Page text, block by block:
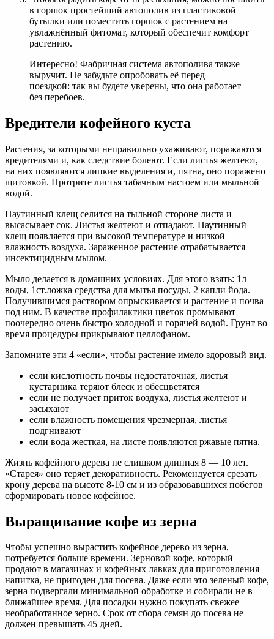
в горшок простейший автополив из пластиковой
бутылки или поместить горшок с растением на
увлажнённый фитомат, который обеспечит комфорт
растению.
Интересно! Фабричная система автополива также
выручит. Не забудьте опробовать её перед
поездкой: так вы будете уверены, что она работает
без перебоев.
Вредители кофейного куста
Растения, за которыми неправильно ухаживают, поражаются
вредителями и, как следствие болеют. Если листья желтеют,
на них появляются липкие выделения и, пятна, оно поражено
щитовкой. Протрите листья табачным настоем или мыльной
водой.
Паутинный клещ селится на тыльной стороне листа и
высасывает сок. Листья желтеют и отпадают. Паутинный
клещ появляется при высокой температуре и низкой
влажность воздуха. Зараженное растение отрабатывается
инсектицидным мылом.
Мыло делается в домашних условиях. Для этого взять: 1л
воды, 1ст.ложка средства для мытья посуды, 2 капли йода.
Получившимся раствором опрыскивается и растение и почва
под ним. В качестве профилактики цветок промывают
поочередно очень быстро холодной и горячей водой. Грунт во
время процедуры прикрывают целлофаном.
Запомните эти 4 «если», чтобы растение имело здоровый вид.
если кислотность почвы недостаточная, листья
кустарника теряют блеск и обесцветятся
если не получает приток воздуха, листья желтеют и
засыхают
если влажность помещения чрезмерная, листья
подгнивают
если вода жесткая, на листе появляются ржавые пятна.
Жизнь кофейного дерева не слишком длинная 8 — 10 лет.
«Старея» оно теряет декоративность. Рекомендуется срезать
крону дерева на высоте 8-10 см и из образовавшихся побегов
сформировать новое кофейное.
Выращивание кофе из зерна
Чтобы успешно вырастить кофейное дерево из зерна,
потребуется больше времени. Зерновой кофе, который
продают в магазинах и кофейных лавках для приготовления
напитка, не пригоден для посева. Даже если это зеленый кофе,
зерна подвергали минимальной обработке и собирали не в
ближайшее время. Для посадки нужно покупать свежее
необработанное зерно. Срок от сбора семян до посева не
должен превышать 45 дней.